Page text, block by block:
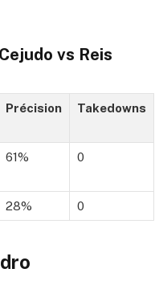
vs Reis
Précision Takedowns
61% 0
28% 0